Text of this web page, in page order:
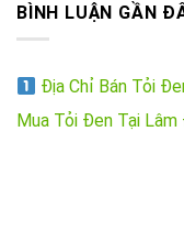
BÌNH LUẬN GẦN
Địa Chỉ Bán Tỏi
Mua Tỏi Đen Tại